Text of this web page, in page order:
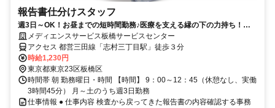
報告書仕分けスタッフ
週3日～OK！お昼までの短時間勤務♪医療を支える縁の下の力持ち！ミ
ニボーナス年2回！
メディエンスサービス板橋サービスセンター
アクセス 都営三田線「志村三丁目駅」徒歩３分
時給1,230円
東京都東京23区板橋区
時間帯 朝 勤務曜日・時間 【時間】 9：00～12：45（休憩なし、実働
3時間45分） 月～土のうち週3日勤務
仕事情報 ● 仕事内容 検査から戻ってきた報告書の内容確認する事務